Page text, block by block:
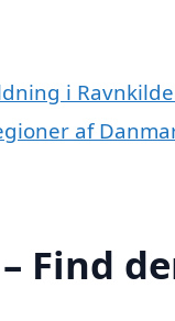
i
af
Find